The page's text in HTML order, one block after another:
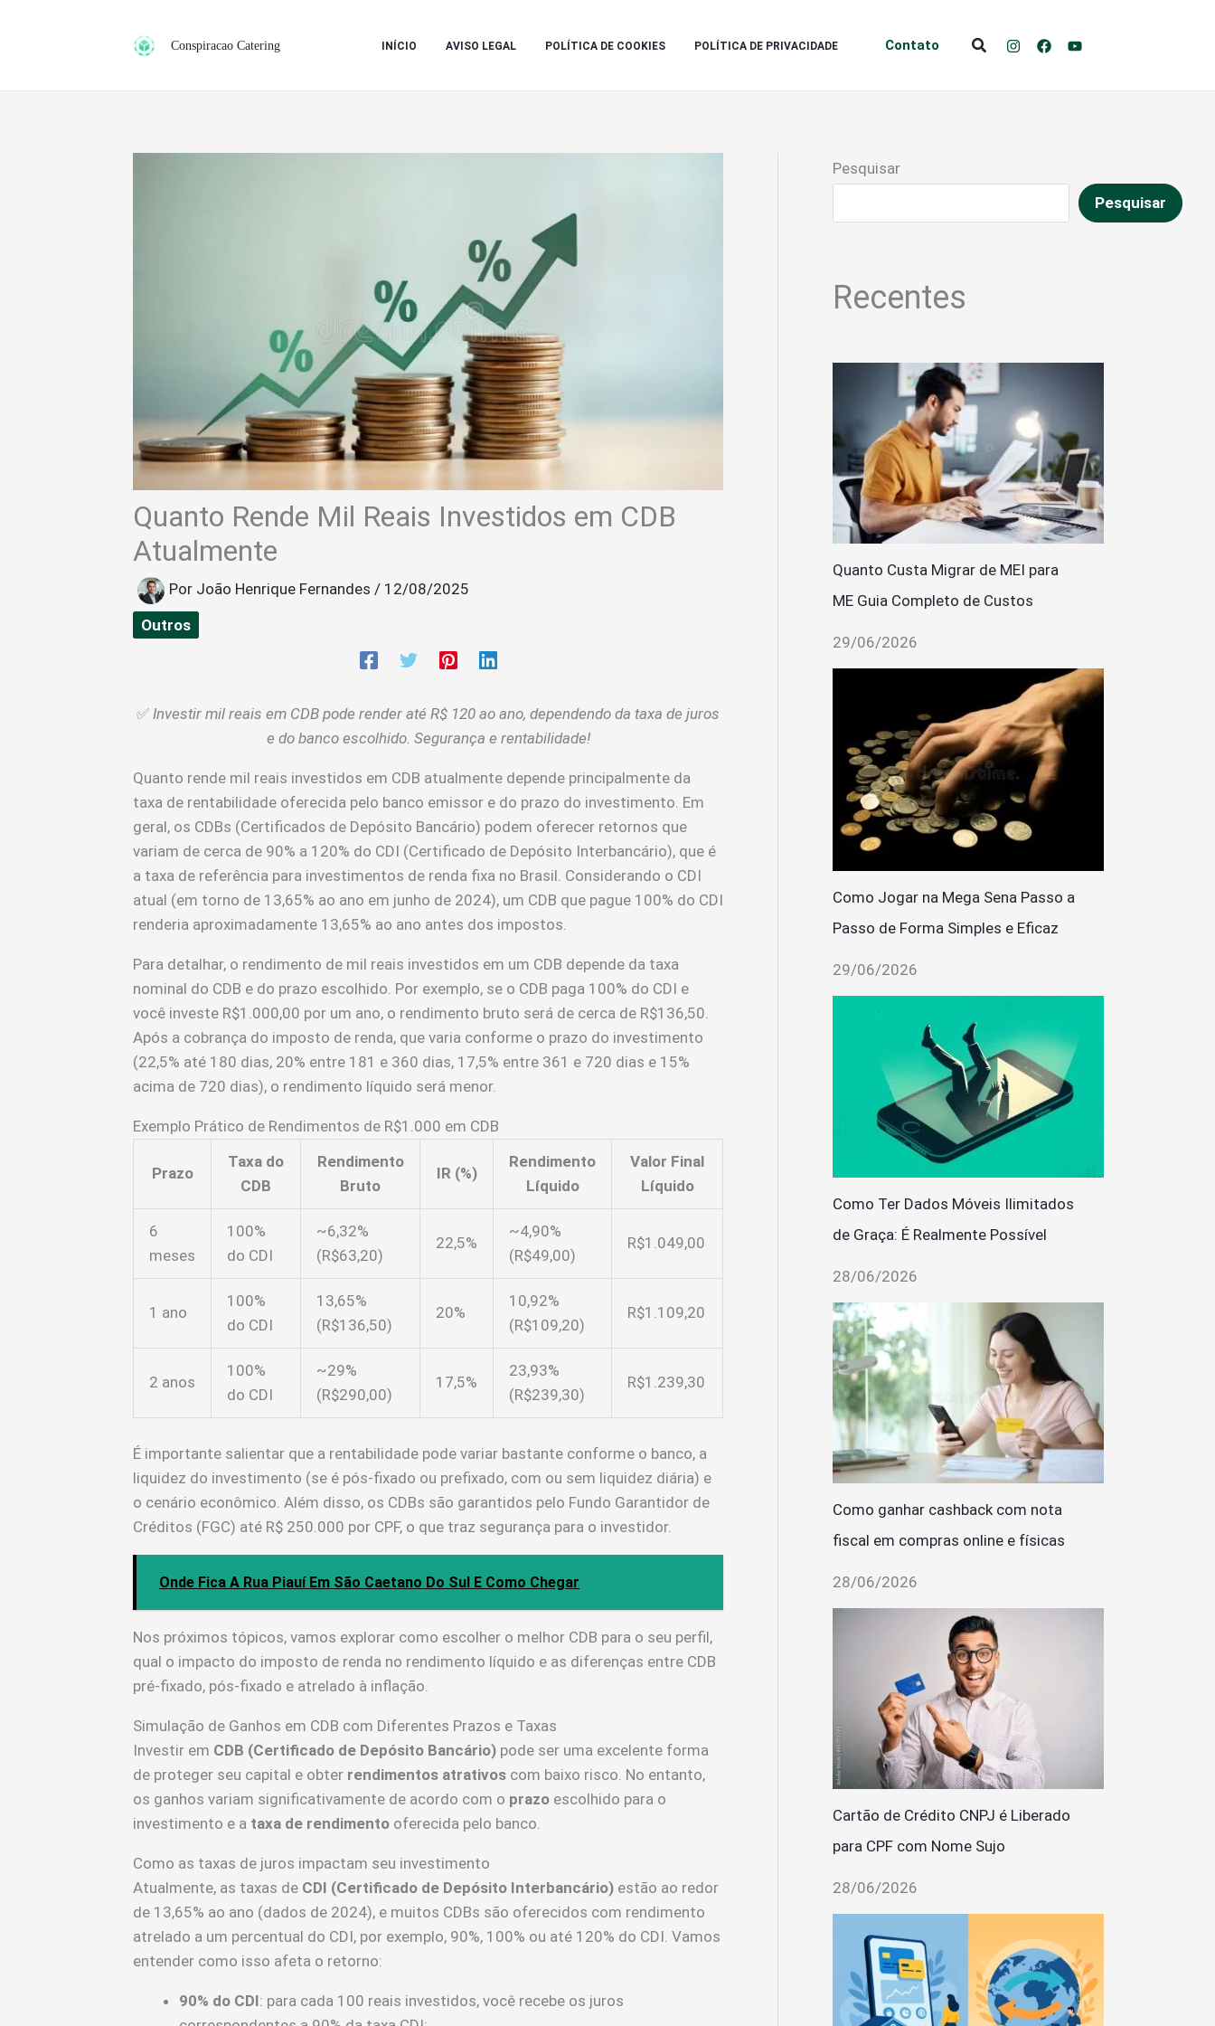
Conspiracao Catering INÍCIO AVISO LEGAL POLÍTICA DE COOKIES POLÍTICA DE PRIVACIDADE Contato Pesquisar
Quanto Rende Mil Reais Investidos em CDB
Atualmente
Por João Henrique Fernandes / 12/08/2025
Outros
✅ Investir mil reais em CDB pode render até R$ 120 ao ano, dependendo da taxa de juros
e do banco escolhido. Segurança e rentabilidade!
Quanto rende mil reais investidos em CDB atualmente depende principalmente da
taxa de rentabilidade oferecida pelo banco emissor e do prazo do investimento. Em
geral, os CDBs (Certificados de Depósito Bancário) podem oferecer retornos que
variam de cerca de 90% a 120% do CDI (Certificado de Depósito Interbancário), que é
a taxa de referência para investimentos de renda fixa no Brasil. Considerando o CDI
atual (em torno de 13,65% ao ano em junho de 2024), um CDB que pague 100% do CDI
renderia aproximadamente 13,65% ao ano antes dos impostos.
Para detalhar, o rendimento de mil reais investidos em um CDB depende da taxa
nominal do CDB e do prazo escolhido. Por exemplo, se o CDB paga 100% do CDI e
você investe R$1.000,00 por um ano, o rendimento bruto será de cerca de R$136,50.
Após a cobrança do imposto de renda, que varia conforme o prazo do investimento
(22,5% até 180 dias, 20% entre 181 e 360 dias, 17,5% entre 361 e 720 dias e 15%
acima de 720 dias), o rendimento líquido será menor.
Exemplo Prático de Rendimentos de R$1.000 em CDB
Prazo
Taxa do
CDB
Rendimento
Bruto
IR (%)
Rendimento
Líquido
Valor Final
Líquido
6
meses
100%
do CDI
~6,32%
(R$63,20)
22,5%
~4,90%
(R$49,00)
R$1.049,00
1 ano
100%
do CDI
13,65%
(R$136,50)
20%
10,92%
(R$109,20)
R$1.109,20
2 anos
100%
do CDI
~29%
(R$290,00)
17,5%
23,93%
(R$239,30)
R$1.239,30
É importante salientar que a rentabilidade pode variar bastante conforme o banco, a
liquidez do investimento (se é pós-fixado ou prefixado, com ou sem liquidez diária) e
o cenário econômico. Além disso, os CDBs são garantidos pelo Fundo Garantidor de
Créditos (FGC) até R$ 250.000 por CPF, o que traz segurança para o investidor.
Onde Fica A Rua Piauí Em São Caetano Do Sul E Como Chegar
Nos próximos tópicos, vamos explorar como escolher o melhor CDB para o seu perfil,
qual o impacto do imposto de renda no rendimento líquido e as diferenças entre CDB
pré-fixado, pós-fixado e atrelado à inflação.
Simulação de Ganhos em CDB com Diferentes Prazos e Taxas
Investir em CDB (Certificado de Depósito Bancário) pode ser uma excelente forma
de proteger seu capital e obter rendimentos atrativos com baixo risco. No entanto,
os ganhos variam significativamente de acordo com o prazo escolhido para o
investimento e a taxa de rendimento oferecida pelo banco.
Como as taxas de juros impactam seu investimento
Atualmente, as taxas de CDI (Certificado de Depósito Interbancário) estão ao redor
de 13,65% ao ano (dados de 2024), e muitos CDBs são oferecidos com rendimento
atrelado a um percentual do CDI, por exemplo, 90%, 100% ou até 120% do CDI. Vamos
entender como isso afeta o retorno:
90% do CDI: para cada 100 reais investidos, você recebe os juros
Pesquisar
Pesquisar
Recentes
Quanto Custa Migrar de MEI para
ME Guia Completo de Custos
29/06/2026
Como Jogar na Mega Sena Passo a
Passo de Forma Simples e Eficaz
29/06/2026
Como Ter Dados Móveis Ilimitados
de Graça: É Realmente Possível
28/06/2026
Como ganhar cashback com nota
fiscal em compras online e físicas
28/06/2026
Cartão de Crédito CNPJ é Liberado
para CPF com Nome Sujo
28/06/2026